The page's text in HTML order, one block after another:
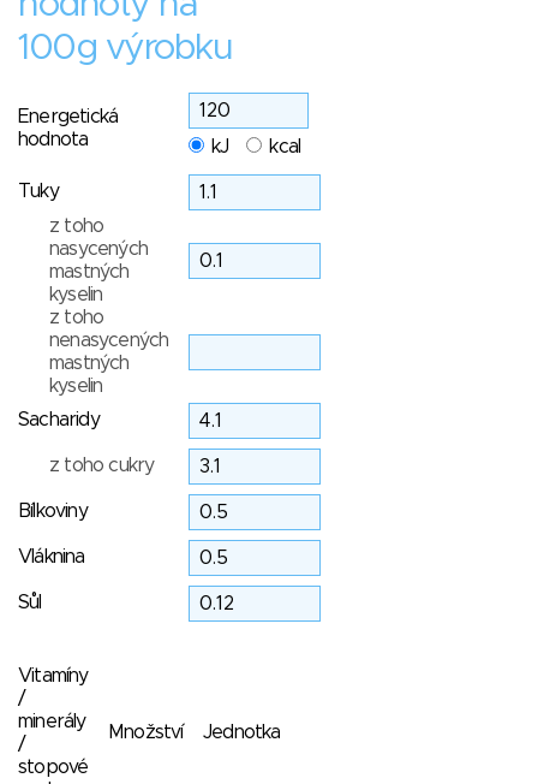
100g výrobku
Energetická
hodnota
kJ kcal
Tuky
z toho
nasycených
mastných
kyselin
z toho
nenasycených
mastných
kyselin
Sacharidy
z toho cukry
Bílkoviny
Vláknina
Sůl
Vitamíny
/
minerály
/
stopové
Množství Jednotka